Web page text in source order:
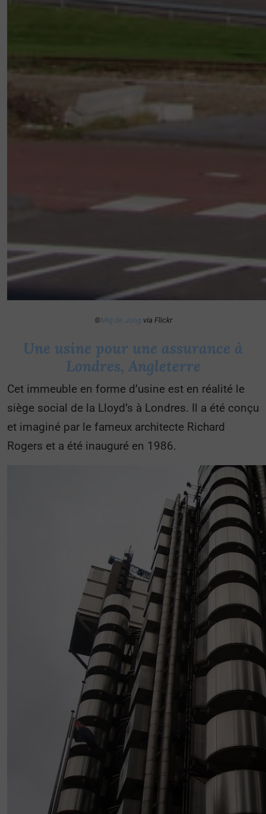
©Mig de Jong via Flickr
Une usine pour une assurance à
Londres, Angleterre
Cet immeuble en forme d’usine est en réalité le
siège social de la Lloyd’s à Londres. Il a été conçu
et imaginé par le fameux architecte Richard
Rogers et a été inauguré en 1986.